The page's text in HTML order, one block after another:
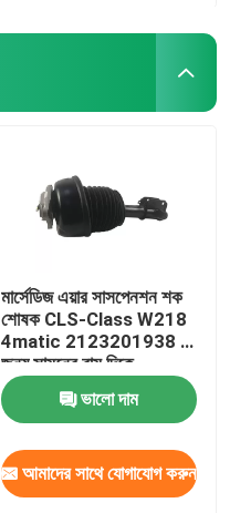
মার্সেডিজ এয়ার সাসপেনশন শক
শোষক CLS-Class W218
4matic 2123201938 এর
জন্য সামনের বাম দিকে
ভালো দাম
আমাদের সাথে যোগাযোগ করুন